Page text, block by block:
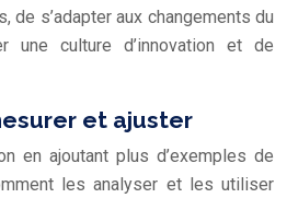
de s’adapter aux changements du
une culture d’innovation et de
et ajuster
en ajoutant plus d’exemples de
les analyser et les utiliser